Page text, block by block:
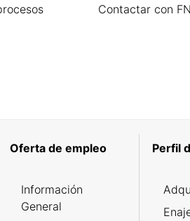
Contactar con
Oferta de empleo
Información
General
Perfil